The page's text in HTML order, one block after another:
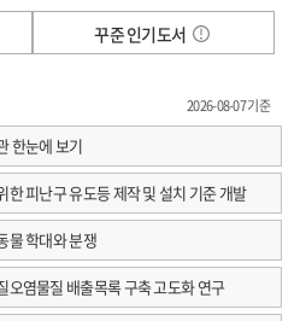
꾸준 인기도서
2026-08-07 기준
한눈에 보기
한 피난구 유도등 제작 및 설치 기준 개발
물 학대와 분쟁
오염물질 배출목록 구축 고도화 연구